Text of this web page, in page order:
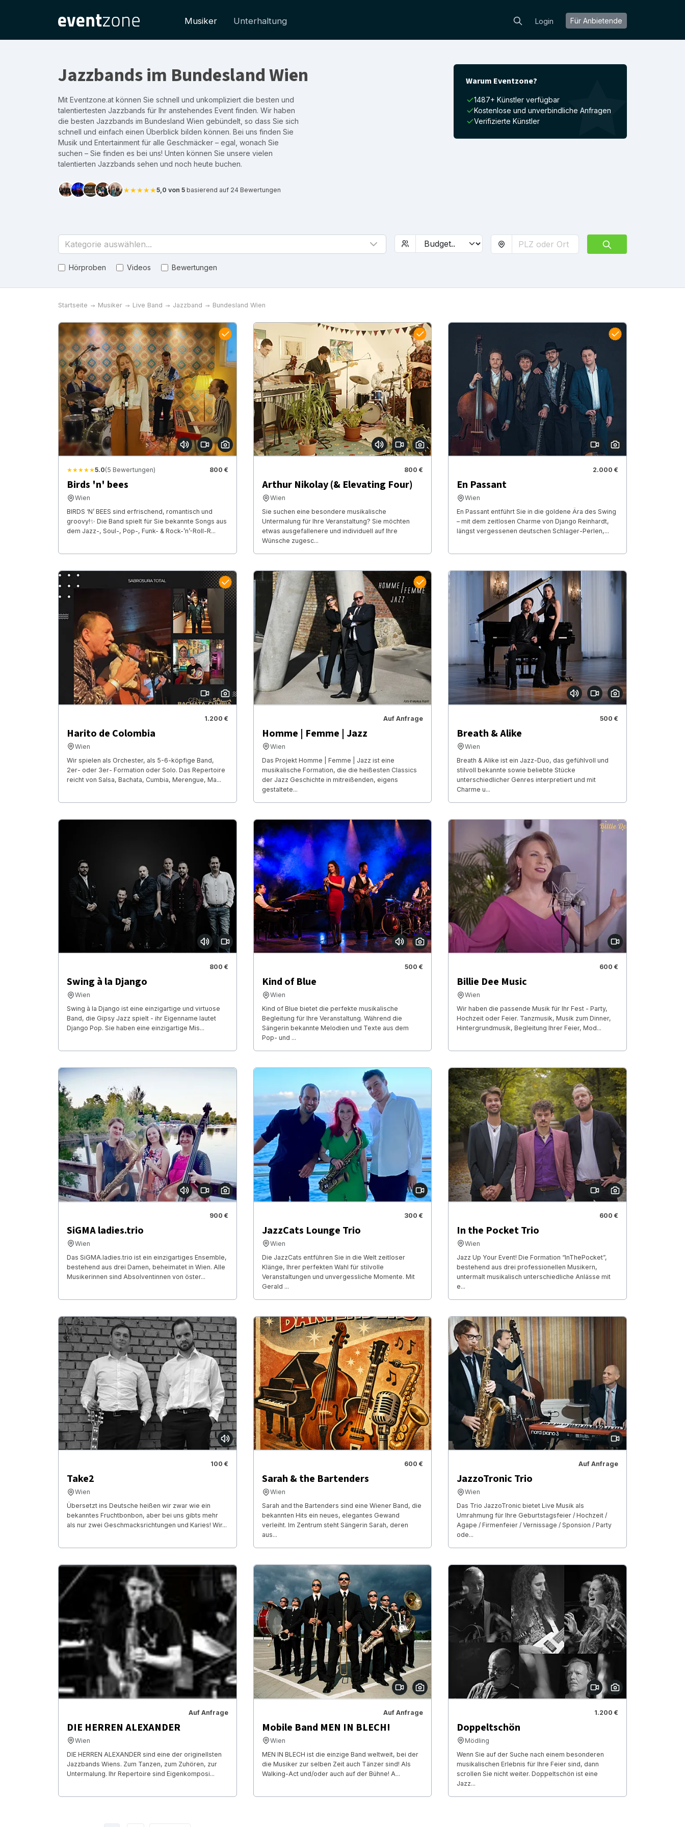
Musiker Unterhaltung Login Für Anbietende
Jazzbands im Bundesland Wien
Mit Eventzone.at können Sie schnell und unkompliziert die besten und
talentiertesten Jazzbands für Ihr anstehendes Event finden. Wir haben
die besten Jazzbands im Bundesland Wien gebündelt, so dass Sie sich
schnell und einfach einen Überblick bilden können. Bei uns finden Sie
Musik und Entertainment für alle Geschmäcker – egal, wonach Sie
suchen – Sie finden es bei uns! Unten können Sie unsere vielen
talentierten Jazzbands sehen und noch heute buchen.
★★★★★5,0 von 5 basierend auf 24 Bewertungen
Warum Eventzone?
1487+ Künstler verfügbar
Kostenlose und unverbindliche Anfragen
Verifizierte Künstler
Kategorie auswählen...
Hörproben Videos Bewertungen
Startseite Musiker Live Band Jazzband Bundesland Wien
★★★★★5.0(5 Bewertungen) 800 €
Birds 'n' bees
Wien
BIRDS ‘N’ BEES sind erfrischend, romantisch und
groovy!✨ Die Band spielt für Sie bekannte Songs aus
dem Jazz-, Soul-, Pop-, Funk- & Rock-’n’-Roll-R...
800 €
Arthur Nikolay (& Elevating Four)
Wien
Sie suchen eine besondere musikalische
Untermalung für Ihre Veranstaltung? Sie möchten
etwas ausgefallenere und individuell auf Ihre
Wünsche zugesc...
2.000 €
En Passant
Wien
En Passant entführt Sie in die goldene Ära des Swing
– mit dem zeitlosen Charme von Django Reinhardt,
längst vergessenen deutschen Schlager-Perlen,...
1.200 €
Harito de Colombia
Wien
Wir spielen als Orchester, als 5-6-köpfige Band,
2er- oder 3er- Formation oder Solo. Das Repertoire
reicht von Salsa, Bachata, Cumbia, Merengue, Ma...
Auf Anfrage
Homme | Femme | Jazz
Wien
Das Projekt Homme | Femme | Jazz ist eine
musikalische Formation, die die heißesten Classics
der Jazz Geschichte in mitreißenden, eigens
gestaltete...
500 €
Breath & Alike
Wien
Breath & Alike ist ein Jazz-Duo, das gefühlvoll und
stilvoll bekannte sowie beliebte Stücke
unterschiedlicher Genres interpretiert und mit
Charme u...
800 €
Swing à la Django
Wien
Swing à la Django ist eine einzigartige und virtuose
Band, die Gipsy Jazz spielt - ihr Eigenname lautet
Django Pop. Sie haben eine einzigartige Mis...
500 €
Kind of Blue
Wien
Kind of Blue bietet die perfekte musikalische
Begleitung für Ihre Veranstaltung. Während die
Sängerin bekannte Melodien und Texte aus dem
Pop- und ...
600 €
Billie Dee Music
Wien
Wir haben die passende Musik für Ihr Fest - Party,
Hochzeit oder Feier. Tanzmusik, Musik zum Dinner,
Hintergrundmusik, Begleitung Ihrer Feier, Mod...
900 €
SiGMA ladies.trio
Wien
Das SiGMA.ladies.trio ist ein einzigartiges Ensemble,
bestehend aus drei Damen, beheimatet in Wien. Alle
Musikerinnen sind Absolventinnen von öster...
300 €
JazzCats Lounge Trio
Wien
Die JazzCats entführen Sie in die Welt zeitloser
Klänge, Ihrer perfekten Wahl für stilvolle
Veranstaltungen und unvergessliche Momente. Mit
Gerald ...
600 €
In the Pocket Trio
Wien
Jazz Up Your Event! Die Formation “InThePocket”,
bestehend aus drei professionellen Musikern,
untermalt musikalisch unterschiedliche Anlässe mit
e...
100 €
Take2
Wien
Übersetzt ins Deutsche heißen wir zwar wie ein
bekanntes Fruchtbonbon, aber bei uns gibts mehr
als nur zwei Geschmacksrichtungen und Karies! Wir...
600 €
Sarah & the Bartenders
Wien
Sarah and the Bartenders sind eine Wiener Band, die
bekannten Hits ein neues, elegantes Gewand
verleiht. Im Zentrum steht Sängerin Sarah, deren
aus...
Auf Anfrage
JazzoTronic Trio
Wien
Das Trio JazzoTronic bietet Live Musik als
Umrahmung für Ihre Geburtstagsfeier / Hochzeit /
Agape / Firmenfeier / Vernissage / Sponsion / Party
ode...
Auf Anfrage
DIE HERREN ALEXANDER
Wien
DIE HERREN ALEXANDER sind eine der originellsten
Jazzbands Wiens. Zum Tanzen, zum Zuhören, zur
Untermalung. Ihr Repertoire sind Eigenkomposi...
Auf Anfrage
Mobile Band MEN IN BLECH!
Wien
MEN IN BLECH ist die einzige Band weltweit, bei der
die Musiker zur selben Zeit auch Tänzer sind! Als
Walking-Act und/oder auch auf der Bühne! A...
1.200 €
Doppeltschön
Mödling
Wenn Sie auf der Suche nach einem besonderen
musikalischen Erlebnis für Ihre Feier sind, dann
scrollen Sie nicht weiter. Doppeltschön ist eine
Jazz...